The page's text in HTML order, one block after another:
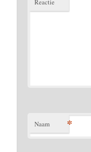
Reactie
Naam *